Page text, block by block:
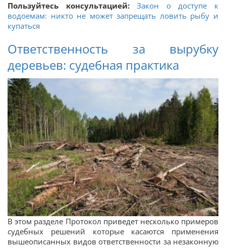
Пользуйтесь консультацией:Закон о доступе к
водоемам: никто не может запрещать ловить рыбу и
купаться
Ответственность за вырубку
деревьев: судебная практика
В этом разделе Протокол приведет несколько примеров
судебных решений которые касаются применения
вышеописанных видов ответственности за незаконную